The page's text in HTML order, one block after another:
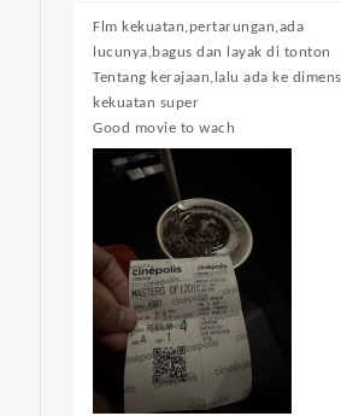
Flm kekuatan,pertarungan,ada
lucunya,bagus dan layak di tonton
Tentang kerajaan,lalu ada ke
kekuatan super
Good movie to wach